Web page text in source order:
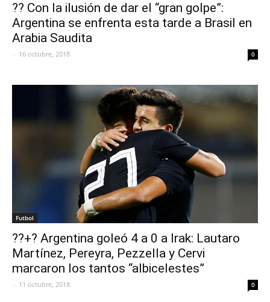
?? Con la ilusión de dar el “gran golpe”:
Argentina se enfrenta esta tarde a Brasil en
Arabia Saudita
- 16 octubre, 2018 0
Futbol
??+? Argentina goleó 4 a 0 a Irak: Lautaro
Martínez, Pereyra, Pezzella y Cervi
marcaron los tantos “albicelestes”
- 11 octubre, 2018 0